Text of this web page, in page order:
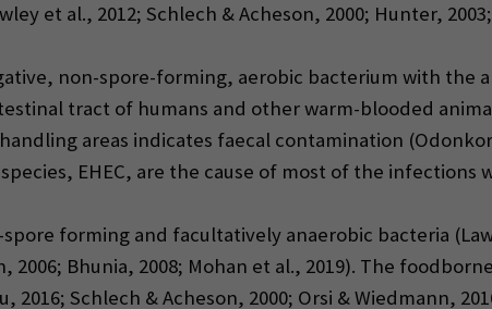
et al., 2012; Schlech & Acheson, 2000; Hunter,
non-spore-forming, aerobic bacterium with the
tract of humans and other warm-blooded
areas indicates faecal contamination
EHEC, are the cause of most of the infections
forming and facultatively anaerobic bacteria
2006; Bhunia, 2008; Mohan et al., 2019). The
2016; Schlech & Acheson, 2000; Orsi & Wiedmann,